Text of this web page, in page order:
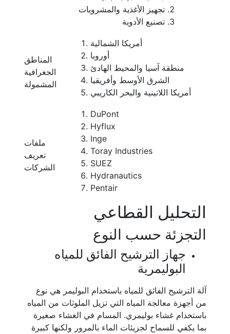
تجهيز الأغذية والمشروبات
تصنيع الأدوية
المناطق
الجغرافية
المشمولة
أمريكا الشمالية
أوروبا
منطقة آسيا والمحيط الهادئ
الشرق الأوسط وأفريقيا
أمريكا اللاتينية والبحر الكاريبي
ملفات
تعريف
الشركات
DuPont
Hyflux
Inge
Toray Industries
SUEZ
Hydranautics
Pentair
التحليل القطاعي
التجزئة حسب النوع
جهاز الترشيح الفائق للمياه
البوليمرية
آلة الترشيح الفائق للمياه باستخدام البوليمر هي نوع
من أجهزة معالجة المياه التي تزيل الملوثات من المياه
باستخدام غشاء بوليمري. المسام في الغشاء صغيرة
بما يكفي للسماح لجزيئات الماء بالمرور ولكنها كبيرة